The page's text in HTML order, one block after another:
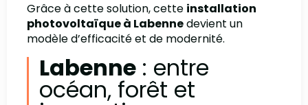
Grâce à cette solution, cette installation
photovoltaïque à Labennedevient un
modèle d’efficacité et de modernité.
Labenne: entre
océan, forêt et